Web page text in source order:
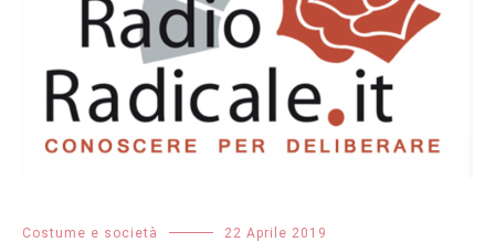
Costume e società 22 Aprile 2019